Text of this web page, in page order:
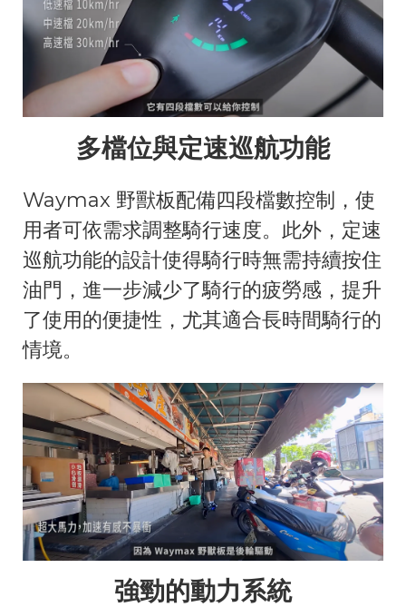
多檔位與定速巡航功能
Waymax 野獸板配備四段檔數控制，使
用者可依需求調整騎行速度。此外，定速
巡航功能的設計使得騎行時無需持續按住
油門，進一步減少了騎行的疲勞感，提升
了使用的便捷性，尤其適合長時間騎行的
情境。
強勁的動力系統